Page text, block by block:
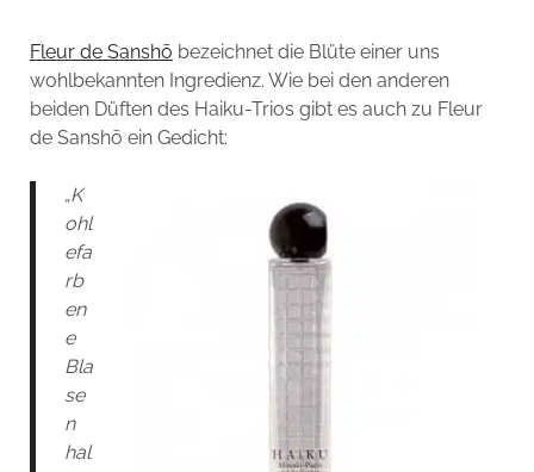
Fleur de Sanshō bezeichnet die Blüte einer uns
wohlbekannten Ingredienz. Wie bei den anderen
beiden Düften des Haiku-Trios gibt es auch zu Fleur
de Sanshō ein Gedicht:
„K
ohl
efa
rb
en
e
Bla
se
n
hal